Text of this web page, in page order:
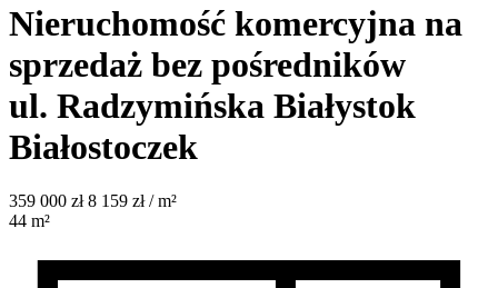
Nieruchomość komercyjna na
sprzedaż bez pośredników
ul. Radzymińska Białystok
Białostoczek
359 000 zł 8 159 zł / m²
44 m²